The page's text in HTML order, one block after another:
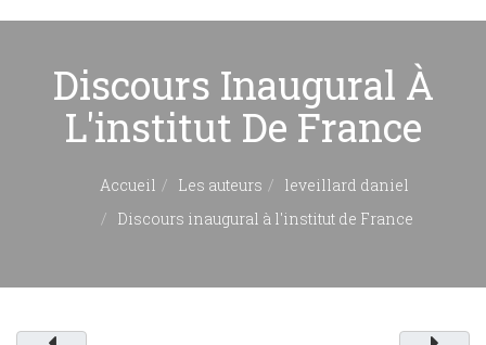
Discours Inaugural À
L'institut De France
Accueil Les auteurs
leveillard daniel
Discours inaugural à l'institut de France